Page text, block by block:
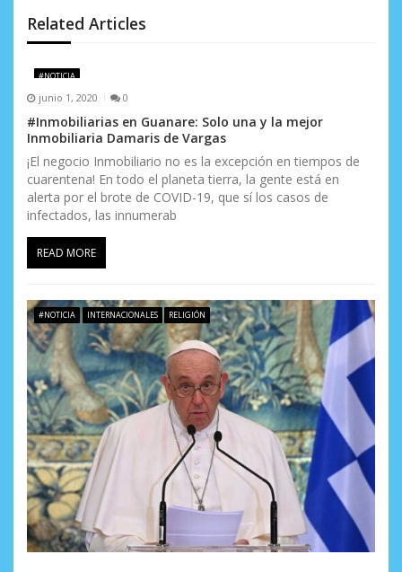
e
n
t
r
a
d
a
s
Related Articles
#NOTICIA
junio 1, 2020 0
#Inmobiliarias en Guanare: Solo una y la mejor
Inmobiliaria Damaris de Vargas
¡El negocio Inmobiliario no es la excepción en tiempos de
cuarentena! En todo el planeta tierra, la gente está en
alerta por el brote de COVID-19, que sí los casos de
infectados, las innumerab
READ MORE
#NOTICIA INTERNACIONALES RELIGIÓN